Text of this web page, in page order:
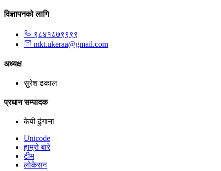
विज्ञापनको लागि
९८४१८७९९९९
mkt.ukeraa@gmail.com
अध्यक्ष
सुरेश ढकाल
प्रधान सम्पादक
केपी ढुंगाना
Unicode
हाम्रो बारे
टीम
लोकेसन